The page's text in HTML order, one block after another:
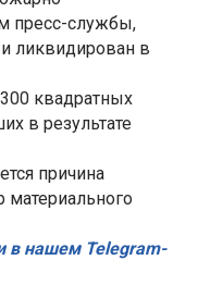
пресс-службы,
ликвидирован в
квадратных
в результате
причина
материального
в нашем Telegram-